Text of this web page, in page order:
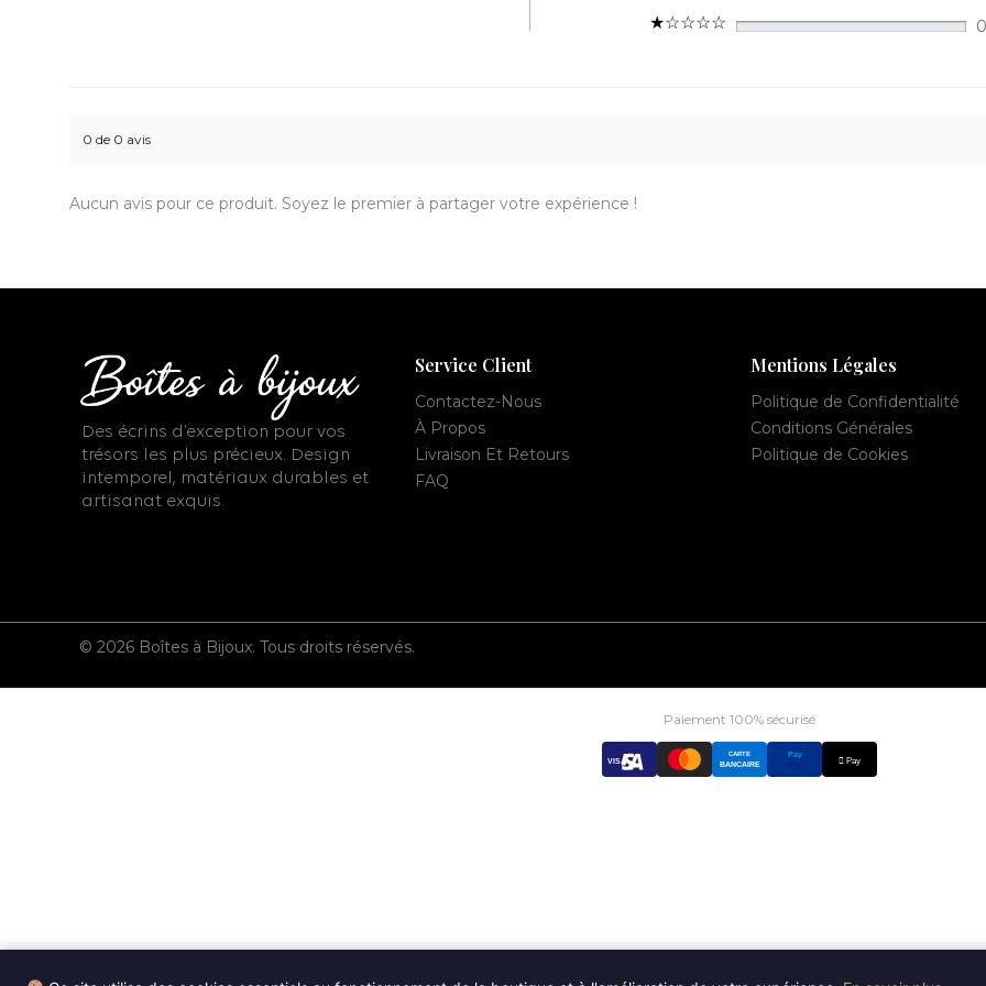
0 de 0 avis
Aucun avis pour ce produit. Soyez le premier à partager votre expérience !
Des écrins d’exception pour vos
trésors les plus précieux. Design
intemporel, matériaux durables et
artisanat exquis.
Service Client
Contactez-Nous
À Propos
Livraison Et Retours
FAQ
Mentions Légales
Politique de Confidentialité
Conditions Générales
Politique de Cookies
© 2026 Boîtes à Bijoux. Tous droits réservés.
Paiement 100% sécurisé
VISA
CARTE
BANCAIRE
Pay
Pal
 Pay